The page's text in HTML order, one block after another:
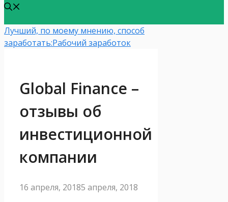
Лучший, по моему мнению, способ
заработать:Рабочий заработок
Global Finance –
отзывы об
инвестиционной
компании
16 апреля, 20185 апреля, 2018